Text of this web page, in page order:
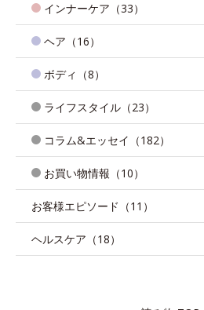
インナーケア（33）
ヘア（16）
ボディ（8）
ライフスタイル（23）
コラム&エッセイ（182）
お買い物情報（10）
お客様エピソード（11）
ヘルスケア（18）